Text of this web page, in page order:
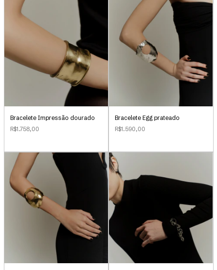
Bracelete Impressão dourado
R$1.758,00
Bracelete Egg prateado
R$1.590,00